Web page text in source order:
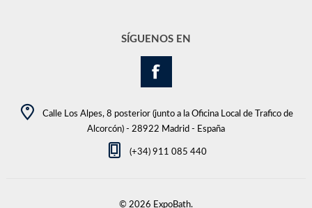
SÍGUENOS EN
Calle Los Alpes, 8 posterior (junto a la Oficina Local de Trafico de
Alcorcón) - 28922 Madrid - España
(+34) 911 085 440
© 2026 ExpoBath.